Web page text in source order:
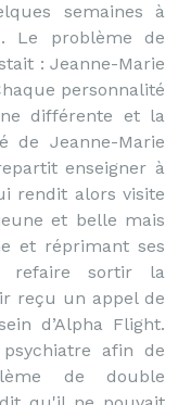
semaines à
Le problème de
: Jeanne-Marie
personnalité
différente et la
de Jeanne-Marie
enseigner à
rendit alors visite
et belle mais
et réprimant ses
refaire sortir la
reçu un appel de
d’Alpha Flight.
afin de
de double